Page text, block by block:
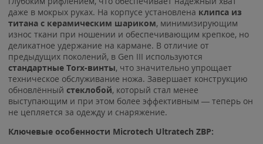
даже в мокрых руках. На корпусе установлена клипса из
титана с керамическим шариком, минимизирующим
износ ткани при ношении и обеспечивающим крепкое, но
деликатное удержание на кармане. В отличие от
предыдущих поколений, в Gen III используются
стандартные Torx-винты, что значительно упрощает
техническое обслуживание ножа. Завершает конструкцию
обновлённый стеклобой, который стал менее
выступающим и при этом более эффективным — теперь он
не цепляется за одежду и снаряжение.
Ключевые особенности Microtech Ultratech ZBP: